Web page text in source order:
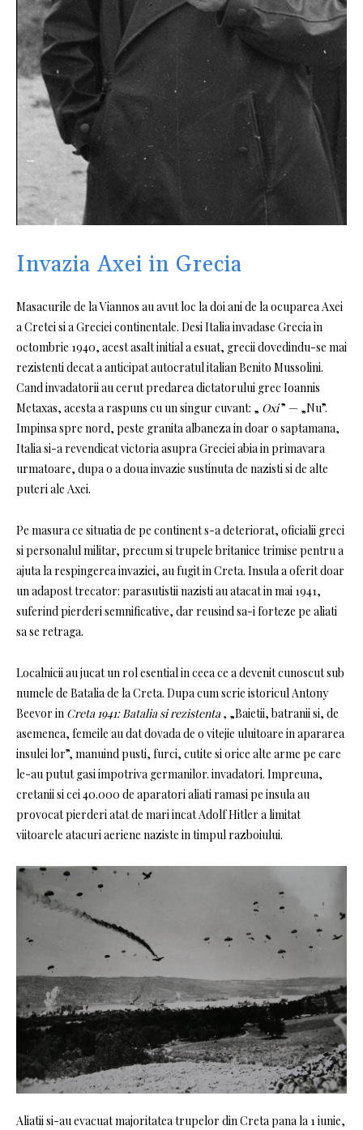
Invazia Axei in Grecia
Masacurile de la Viannos au avut loc la doi ani de la ocuparea Axei
a Cretei si a Greciei continentale. Desi Italia invadase Grecia in
octombrie 1940, acest asalt initial a esuat, grecii dovedindu-se mai
rezistenti decat a anticipat autocratul italian Benito Mussolini.
Cand invadatorii au cerut predarea dictatorului grec Ioannis
Metaxas, acesta a raspuns cu un singur cuvant: „ Oxi” — „Nu”.
Impinsa spre nord, peste granita albaneza in doar o saptamana,
Italia si-a revendicat victoria asupra Greciei abia in primavara
urmatoare, dupa o a doua invazie sustinuta de nazisti si de alte
puteri ale Axei.
Pe masura ce situatia de pe continent s-a deteriorat, oficialii greci
si personalul militar, precum si trupele britanice trimise pentru a
ajuta la respingerea invaziei, au fugit in Creta. Insula a oferit doar
un adapost trecator: parasutistii nazisti au atacat in mai 1941,
suferind pierderi semnificative, dar reusind sa-i forteze pe aliati
sa se retraga.
Localnicii au jucat un rol esential in ceea ce a devenit cunoscut sub
numele de Batalia de la Creta. Dupa cum scrie istoricul Antony
Beevor in Creta 1941: Batalia si rezistenta , „Baietii, batranii si, de
asemenea, femeile au dat dovada de o vitejie uluitoare in apararea
insulei lor”, manuind pusti, furci, cutite si orice alte arme pe care
le-au putut gasi impotriva germanilor. invadatori. Impreuna,
cretanii si cei 40.000 de aparatori aliati ramasi pe insula au
provocat pierderi atat de mari incat Adolf Hitler a limitat
viitoarele atacuri aeriene naziste in timpul razboiului.
Aliatii si-au evacuat majoritatea trupelor din Creta pana la 1 iunie,